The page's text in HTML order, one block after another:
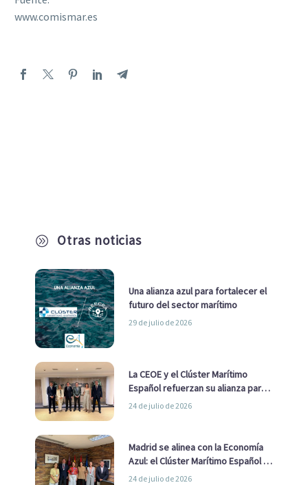
A Otras noticias
Una alianza azul para fortalecer el
futuro del sector marítimo
29 de julio de 2026
La CEOE y el Clúster Marítimo
Español refuerzan su alianza para
impulsar una estrategia Nacional
24 de julio de 2026
Madrid se alinea con la Economía
Azul: el Clúster Marítimo Español y
la Real Liga Naval avanzan alianzas
24 de julio de 2026
www.comismar.es